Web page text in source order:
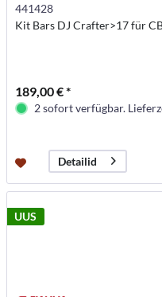
441428
Kit Bars DJ Crafter>17 für
189,00 € *
2 sofort verfügbar.
Detailid
UUS